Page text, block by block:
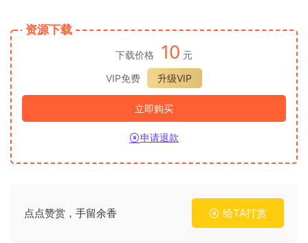
资源下载
下载价格 10 元
VIP免费
升级VIP
立即购买
申请退款
点点赞赏，手留余香 给TA打赏